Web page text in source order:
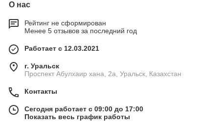
О нас
Рейтинг не сформирован
Менее 5 отзывов за последний год
Работает с 12.03.2021
г. Уральск
Проспект Абулхаир хана, 2а, Уральск, Казахстан
Контакты
Сегодня работает с 09:00 до 17:00
Показать весь график работы